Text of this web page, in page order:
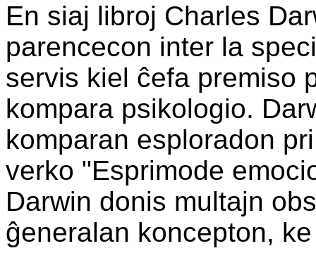
En siaj libroj Charles
parencecon inter la
servis kiel ĉefa premiso
kompara psikologio.
komparan esploradon
verko "Esprimode
Darwin donis multajn
ĝeneralan koncepton,